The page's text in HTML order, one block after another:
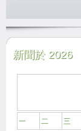
新聞於 2026
一 二 三